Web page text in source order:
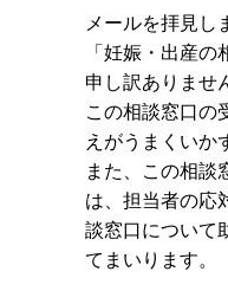
メールを拝見し
「妊娠・出産
申し訳ありませ
この相談窓口の
えがうまくいか
また、この相談
は、担当者の応
談窓口について
てまいります。